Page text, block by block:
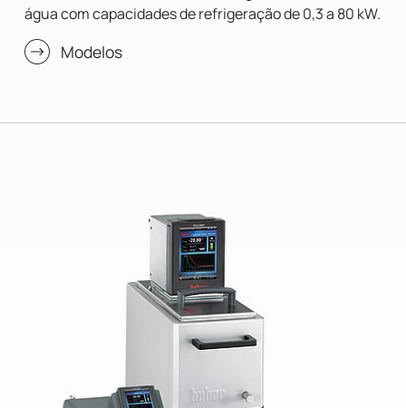
água com capacidades de refrigeração de 0,3 a 80 kW.
Modelos